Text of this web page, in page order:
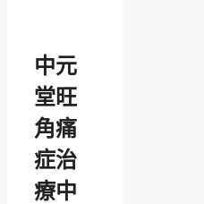
中元
堂旺
角痛
症治
療中